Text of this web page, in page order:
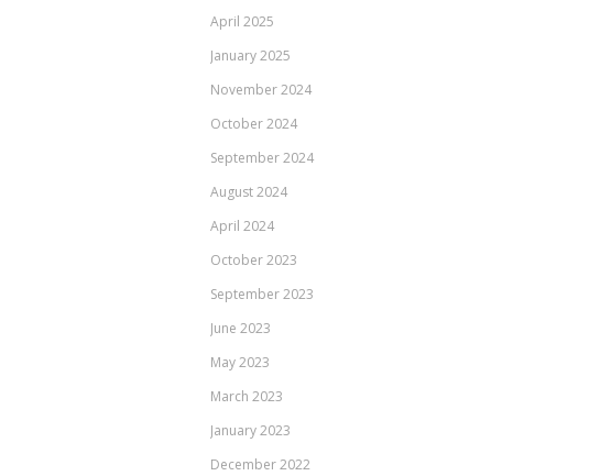
April 2025
January 2025
November 2024
October 2024
September 2024
August 2024
April 2024
October 2023
September 2023
June 2023
May 2023
March 2023
January 2023
December 2022